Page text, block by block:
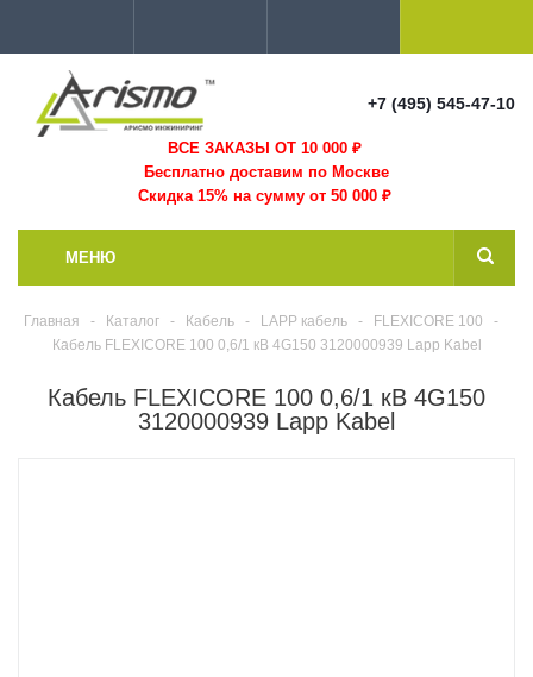
+7 (495) 545-47-10
ВСЕ ЗАКАЗЫ ОТ 10 000₽
Бесплатно доставим по Москве
Скидка 15% на сумму от 50 000 ₽
МЕНЮ
Главная - Каталог - Кабель - LAPP кабель - FLEXICORE 100
-
Кабель FLEXICORE 100 0,6/1 кВ 4G150 3120000939 Lapp Kabel
Кабель FLEXICORE 100 0,6/1 кВ 4G150
3120000939 Lapp Kabel